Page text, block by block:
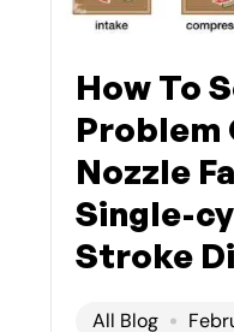
How To
Problem
Nozzle
Single-
Stroke
All Blog